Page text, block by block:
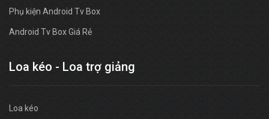
Phụ kiện Android Tv Box
Android Tv Box Giá Rẻ
Loa kéo - Loa trợ giảng
Loa kéo